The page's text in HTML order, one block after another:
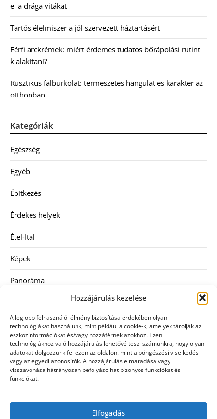
Hozzájárulás kezelése
A legjobb felhasználói élmény biztosítása érdekében olyan
technológiákat használunk, mint például a cookie-k, amelyek tárolják az
eszközinformációkat és/vagy hozzáférnek azokhoz. Ezen
technológiákhoz való hozzájárulás lehetővé teszi számunkra, hogy olyan
adatokat dolgozzunk fel ezen az oldalon, mint a böngészési viselkedés
vagy az egyedi azonosítók. A hozzájárulás elmaradása vagy
visszavonása hátrányosan befolyásolhat bizonyos funkciókat és
funkciókat.
Elfogadás
el a drága vitákat
Tartós élelmiszer a jól szervezett háztartásért
Férfi arckrémek: miért érdemes tudatos bőrápolási rutint
kialakítani?
Rusztikus falburkolat: természetes hangulat és karakter az
otthonban
Kategóriák
Egészség
Egyéb
Építkezés
Érdekes helyek
Étel-Ital
Képek
Panoráma
Szolgáltatás
Vásárlás
Webáruházak